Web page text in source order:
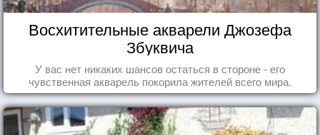
Восхитительные акварели Джозефа
Збуквича
У вас нет никаких шансов остаться в стороне - его
чувственная акварель покорила жителей всего мира.